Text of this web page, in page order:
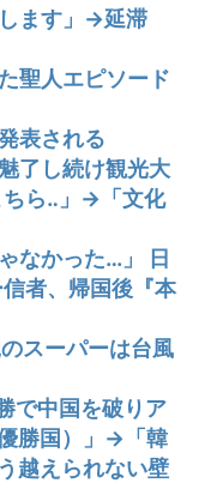
ます」→延滞
聖人エピソード
表される
了し続け観光大
ちら‥」→「文化
なかった…」 日
者、帰国後『本
スーパーは台風
で中国を破りア
勝国）」→「韓
越えられない壁